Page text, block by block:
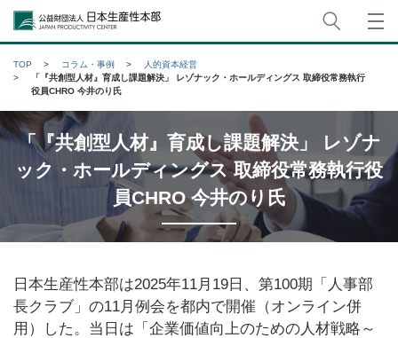
公益財団法人日本生産性本部
TOP コラム・事例
人的資本経営
「『共創型人材』育成し課題解決」 レゾナック・ホールディングス 取締役常務執行
役員CHRO 今井のり氏
「『共創型人材』育成し課題解決」 レゾナ
ック・ホールディングス 取締役常務執行役
員CHRO 今井のり氏
日本生産性本部は2025年11月19日、第100期「人事部
長クラブ」の11月例会を都内で開催（オンライン併
用）した。当日は「企業価値向上のための人材戦略～